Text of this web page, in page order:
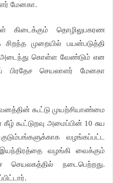
மேனகா.
கிடைக்கும் தொழிலுபகரண
முறையில் பயன்படுத்தி
அடைந்து கொள்ள வேண்டும் என
பிரதேச செயலாளர் மேனகா
கூட்டு முயற்சியாண்மை
கூட்டுறவு அமைப்பின் 10 சுய
வழங்கப்பட்ட
வழங்கி வைக்கும்
செயலகத்தில் நடைபெற்றது.